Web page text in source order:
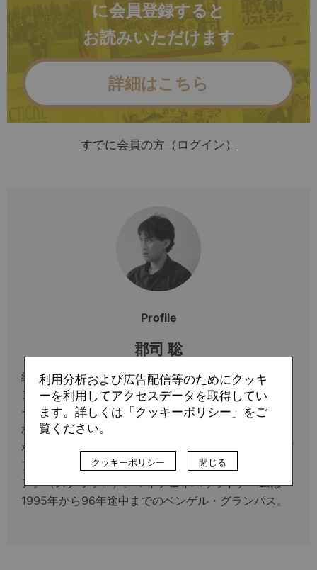
に会員登録すると
お読みいただけます
詳細はこちら
すでに会員の方（ログイン）
Profile
郡司 聡
編集者・ライター。広告代理店、編集プロダクショ
ン、エルゴラッソ編集部を経てフリーに。定点観測チ
ームである浦和レッズとFC町田ゼルビアを中心に取
材し、『エルゴラッソ』や『サッカーダイジェスト』
などに寄稿。町田を中心としたWebマガジン『ゼルビ
アTimes』の編集長も務める。著書に『不屈のゼルビ
ア』（スクワッド）。マイフェイバリットチームは
1995年から96年途中までのベンゲル・グランパス。
利用分析および広告配信等のためにクッキ
ーを利用してアクセスデータを取得してい
ます。詳しくは「クッキーポリシー」をご
覧ください。
クッキーポリシー 閉じる